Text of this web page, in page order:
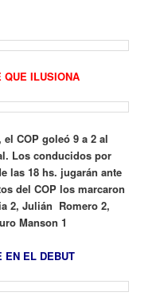
QUE ILUSIONA
COP goleó 9 a 2 al
Los conducidos por
las 18 hs. jugarán ante
del COP los marcaron
2, Julián Romero 2,
Manson 1
EN EL DEBUT